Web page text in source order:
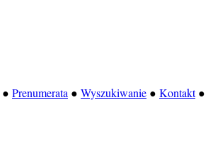
● Prenumerata ● Wyszukiwanie ● Kontakt●